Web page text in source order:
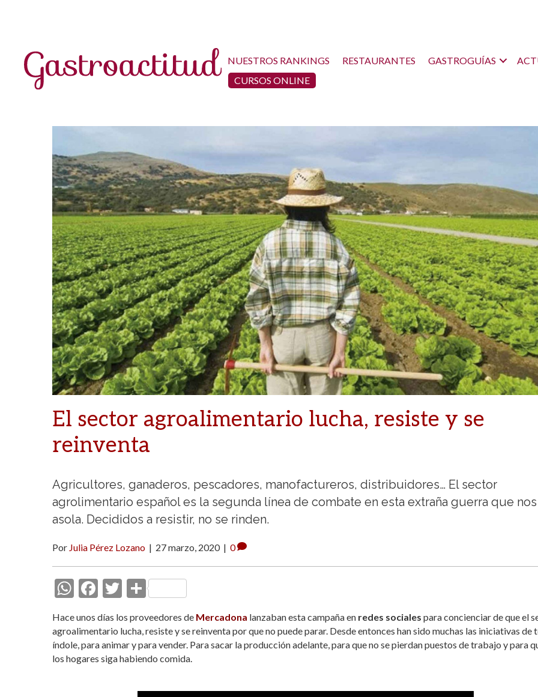
NUESTROS RANKINGS RESTAURANTES GASTROGUÍAS
CURSOS ONLINE
El sector agroalimentario lucha, resiste y se
reinventa
Agricultores, ganaderos, pescadores, manofactureros, distribuidores… El sector
agrolimentario español es la segunda línea de combate en esta extraña guerra que nos
asola. Decididos a resistir, no se rinden.
Por Julia Pérez Lozano | 27 marzo, 2020 | 0
W
at
s
A
F
e
b
o
T
itt
er
C
m
p
ar
Hace unos días los proveedores de Mercadona lanzaban esta campaña en redes sociales para concienciar de que el
agroalimentario lucha, resiste y se reinventa por que no puede parar. Desde entonces han sido muchas las iniciativas de
índole, para animar y para vender. Para sacar la producción adelante, para que no se pierdan puestos de trabajo y para
los hogares siga habiendo comida.